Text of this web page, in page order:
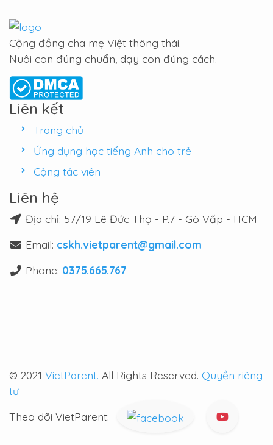
Cộng đồng cha mẹ Việt thông thái.
Nuôi con đúng chuẩn, dạy con đúng cách.
Liên kết
Trang chủ
Ứng dụng học tiếng Anh cho trẻ
Cộng tác viên
Liên hệ
Địa chỉ: 57/19 Lê Đức Thọ - P.7 - Gò Vấp - HCM
Email: cskh.vietparent@gmail.com
Phone: 0375.665.767
© 2021 VietParent. All Rights Reserved. Quyền riêng
tư
Theo dõi VietParent: